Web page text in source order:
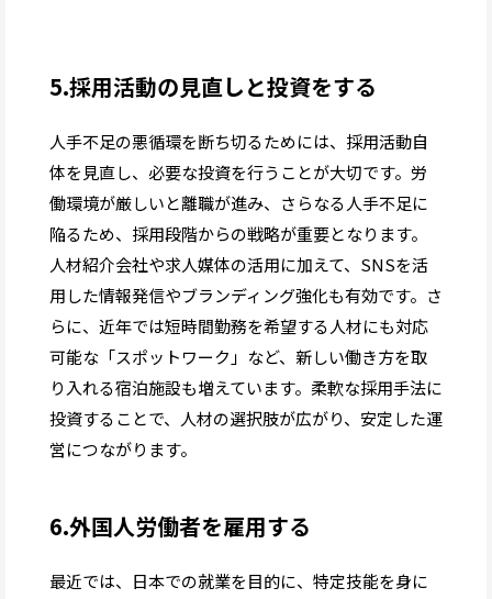
5.採用活動の見直しと投資をする
人手不足の悪循環を断ち切るためには、採用活動自
体を見直し、必要な投資を行うことが大切です。労
働環境が厳しいと離職が進み、さらなる人手不足に
陥るため、採用段階からの戦略が重要となります。
人材紹介会社や求人媒体の活用に加えて、SNSを活
用した情報発信やブランディング強化も有効です。さ
らに、近年では短時間勤務を希望する人材にも対応
可能な「スポットワーク」など、新しい働き方を取
り入れる宿泊施設も増えています。柔軟な採用手法に
投資することで、人材の選択肢が広がり、安定した運
営につながります。
6.外国人労働者を雇用する
最近では、日本での就業を目的に、特定技能を身に